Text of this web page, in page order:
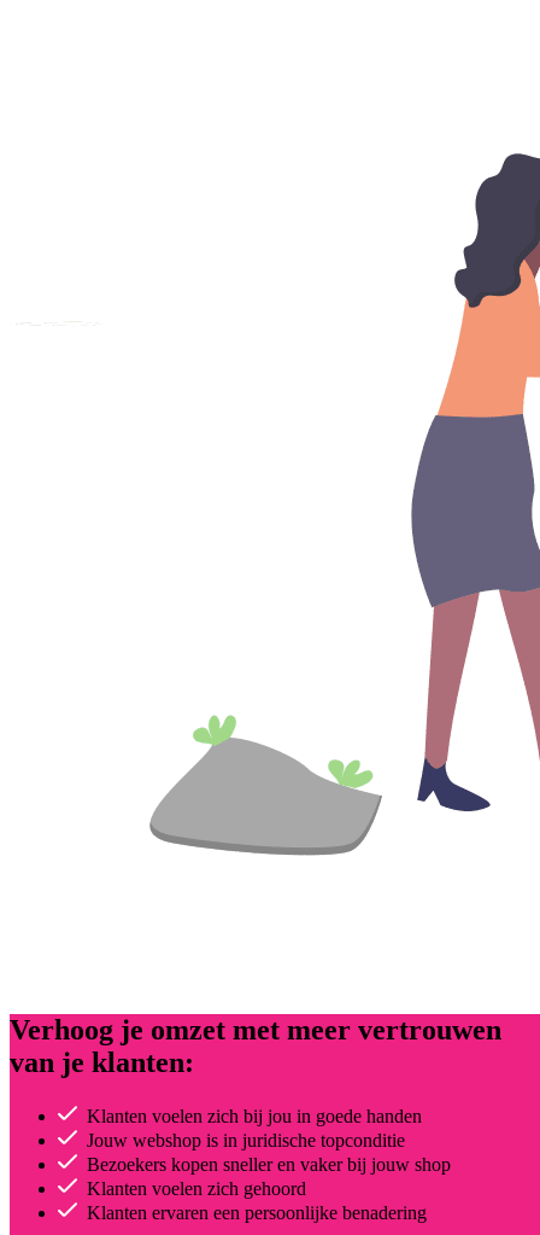
Verhoog je omzet met meer vertrouwen
van je klanten:
Klanten voelen zich bij jou in goede handen
Jouw webshop is in juridische topconditie
Bezoekers kopen sneller en vaker bij jouw shop
Klanten voelen zich gehoord
Klanten ervaren een persoonlijke benadering